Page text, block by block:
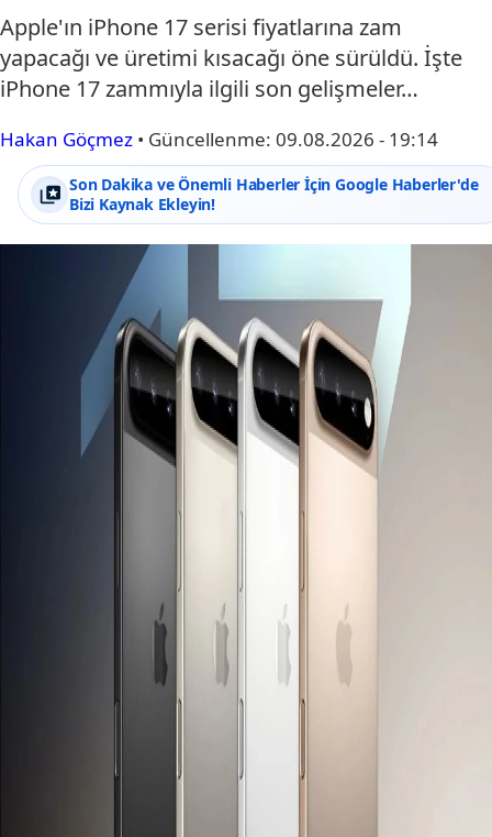
Apple'ın iPhone 17 serisi fiyatlarına zam
yapacağı ve üretimi kısacağı öne sürüldü. İşte
iPhone 17 zammıyla ilgili son gelişmeler…
Hakan Göçmez • Güncellenme: 09.08.2026 - 19:14
Son Dakika ve Önemli Haberler İçin Google Haberler'de
Bizi Kaynak Ekleyin!